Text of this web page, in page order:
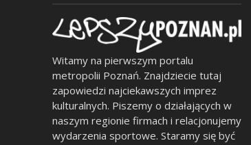
Witamy na pierwszym portalu
metropolii Poznań. Znajdziecie tutaj
zapowiedzi najciekawszych imprez
kulturalnych. Piszemy o działających w
naszym regionie firmach i relacjonujemy
wydarzenia sportowe. Staramy się być